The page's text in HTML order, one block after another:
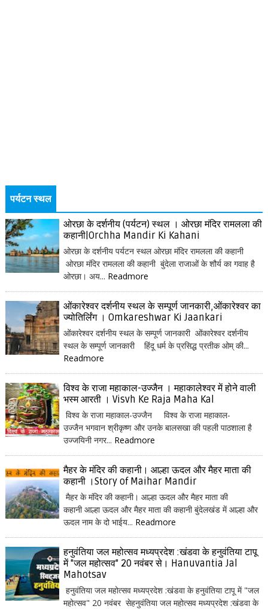
पर्यटन स्थल
ओरछा के दर्शनीय (पर्यटन) स्थल । ओरछा मंदिर रामलला की
कहानी|Orchha Mandir Ki Kahani
ओरछा के दर्शनीय पर्यटन स्थल ओरछा मंदिर रामलला की कहानी
ओरछा मंदिर रामलला की कहानी बुंदेला राजाओं के शौर्य का गवाह है
ओरछा। अय... Readmore
ओंकारेश्वर दर्शनीय स्थल के सम्पूर्ण जानकारी,ओंकारेश्वर का
ज्योतिर्लिंग । Omkareshwar Ki Jaankari
ओंकारेश्वर दर्शनीय स्थल के सम्पूर्ण जानकारी ओंकारेश्वर दर्शनीय
स्थल के सम्पूर्ण जानकारी हिंदू धर्म के प्रसिद्ध प्रतीक ओम् की...
Readmore
विश्व के राजा महाकाल-उज्जैन । महाकालेश्वर में होने वाली
भस्म आरती । Visvh Ke Raja Maha Kal
विश्व के राजा महाकाल-उज्जैन विश्व के राजा महाकाल-
उज्जैन भगवान श्रीकृष्ण और उनके बालसखा की पहली पाठशाला है
उज्जयिनी नगर... Readmore
मैहर के मंदिर की कहानी। आल्हा ऊदल और मैहर माता की
कहानी ।Story of Maihar Mandir
मैहर के मंदिर की कहानी। आल्हा ऊदल और मैहर माता की
कहानी आल्हा ऊदल और मैहर माता की कहानी बुंदेलखंड में आल्हा और
ऊदल नाम के दो भाईय... Readmore
हनुवंतिया जल महोत्सव मध्यप्रदेश :खंडवा के हनुवंतिया टापू
में "जल महोत्सव" 20 नवंबर से। Hanuvantia Jal
Mahotsav
हनुवंतिया जल महोत्सव मध्यप्रदेश :खंडवा के हनुवंतिया टापू में "जल
महोत्सव" 20 नवंबर सेहनुवंतिया जल महोत्सव मध्यप्रदेश :खंडवा के